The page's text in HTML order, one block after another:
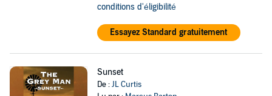
conditions d'éligibilité
Essayez Standard gratuitement
Sunset
De :JL Curtis